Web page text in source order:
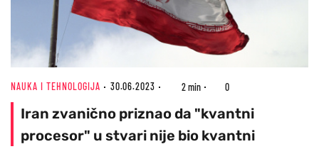
NAUKA I TEHNOLOGIJA 30.06.2023 2 min 0
Iran zvanično priznao da "kvantni
procesor" u stvari nije bio kvantni